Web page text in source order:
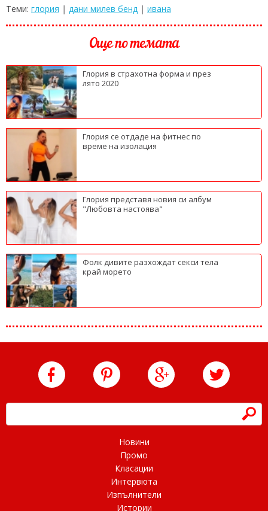
Теми: глория | дани милев бенд | ивана
Още по темата
Глория в страхотна форма и през
лято 2020
Глория се отдаде на фитнес по
време на изолация
Глория представя новия си албум
"Любовта настоява"
Фолк дивите разхождат секси тела
край морето
h
Новини
Промо
Класации
Интервюта
Изпълнители
Истории